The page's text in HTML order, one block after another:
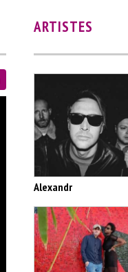
ARTISTES
Alexandr